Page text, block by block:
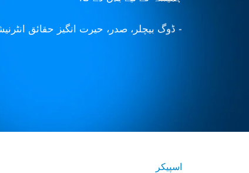
- ڈوگ بیچلر، صدر، حیرت انگیز حقائق
اسپیکر